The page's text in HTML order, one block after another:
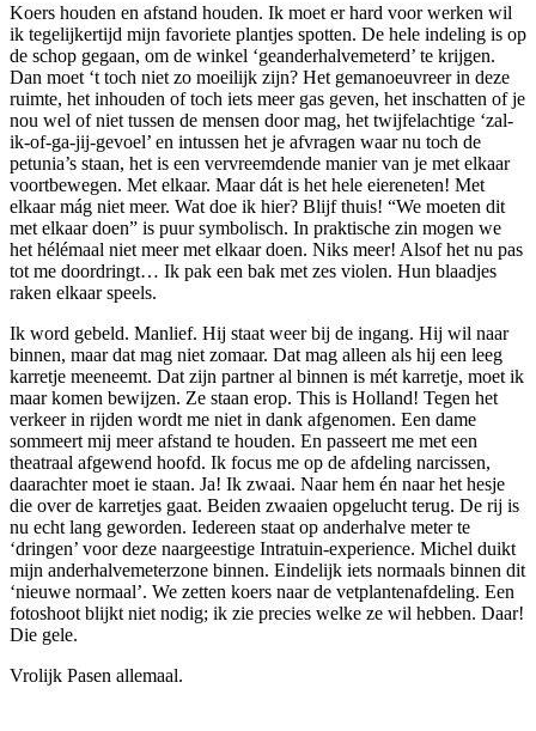
Koers houden en afstand houden. Ik moet er hard voor werken wil
ik tegelijkertijd mijn favoriete plantjes spotten. De hele indeling is op
de schop gegaan, om de winkel ‘geanderhalvemeterd’ te krijgen.
Dan moet ‘t toch niet zo moeilijk zijn? Het gemanoeuvreer in deze
ruimte, het inhouden of toch iets meer gas geven, het inschatten of je
nou wel of niet tussen de mensen door mag, het twijfelachtige ‘zal-
ik-of-ga-jij-gevoel’ en intussen het je afvragen waar nu toch de
petunia’s staan, het is een vervreemdende manier van je met elkaar
voortbewegen. Met elkaar. Maar dát is het hele eiereneten! Met
elkaar mág niet meer. Wat doe ik hier? Blijf thuis! “We moeten dit
met elkaar doen” is puur symbolisch. In praktische zin mogen we
het hélémaal niet meer met elkaar doen. Niks meer! Alsof het nu pas
tot me doordringt… Ik pak een bak met zes violen. Hun blaadjes
raken elkaar speels.
Ik word gebeld. Manlief. Hij staat weer bij de ingang. Hij wil naar
binnen, maar dat mag niet zomaar. Dat mag alleen als hij een leeg
karretje meeneemt. Dat zijn partner al binnen is mét karretje, moet ik
maar komen bewijzen. Ze staan erop. This is Holland! Tegen het
verkeer in rijden wordt me niet in dank afgenomen. Een dame
sommeert mij meer afstand te houden. En passeert me met een
theatraal afgewend hoofd. Ik focus me op de afdeling narcissen,
daarachter moet ie staan. Ja! Ik zwaai. Naar hem én naar het hesje
die over de karretjes gaat. Beiden zwaaien opgelucht terug. De rij is
nu echt lang geworden. Iedereen staat op anderhalve meter te
‘dringen’ voor deze naargeestige Intratuin-experience. Michel duikt
mijn anderhalvemeterzone binnen. Eindelijk iets normaals binnen dit
‘nieuwe normaal’. We zetten koers naar de vetplantenafdeling. Een
fotoshoot blijkt niet nodig; ik zie precies welke ze wil hebben. Daar!
Die gele.
Vrolijk Pasen allemaal.